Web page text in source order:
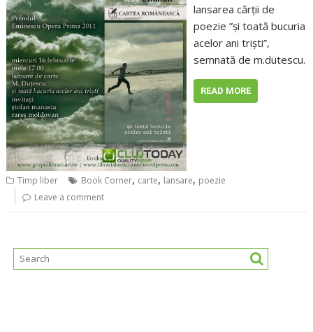
lansarea cărții de
poezie ”și toată bucuria
acelor ani triști”,
semnată de m.dutescu.
READ MORE
Timp liber Book Corner, carte, lansare, poezie
Leave a comment